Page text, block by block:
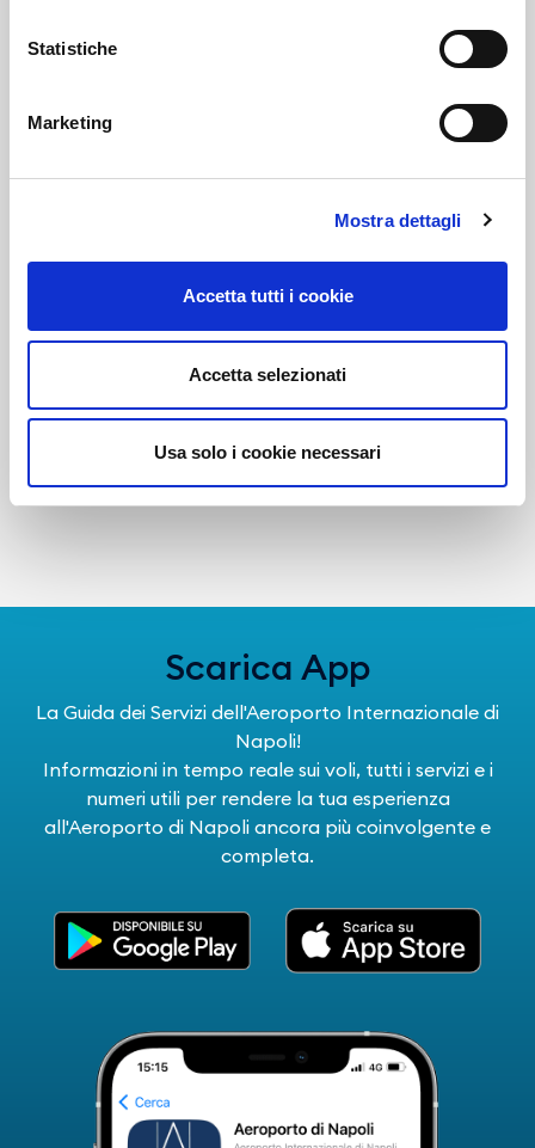
Statistiche
Marketing
Mostra dettagli
Accetta tutti i cookie
Accetta selezionati
Usa solo i cookie necessari
Bar e Ristoranti
Scarica App
La Guida dei Servizi dell'Aeroporto Internazionale di
Napoli!
Informazioni in tempo reale sui voli, tutti i servizi e i
numeri utili per rendere la tua esperienza
all'Aeroporto di Napoli ancora più coinvolgente e
completa.